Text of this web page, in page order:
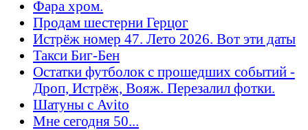
Фара хром.
Продам шестерни Герцог
Истрёж номер 47. Лето 2026. Вот эти даты
Такси Биг-Бен
Остатки футболок с прошедших событий -
Дроп, Истрёж, Вояж. Перезалил фотки.
Шатуны с Avito
Мне сегодня 50...